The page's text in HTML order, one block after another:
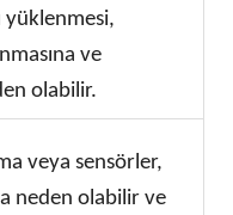
yüklenmesi,
ve
olabilir.
veya sensörler,
neden olabilir ve